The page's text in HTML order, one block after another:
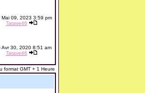
Mai 09, 2023 3:59 pm
Tatave46
Avr 30, 2020 8:51 am
Tatave46
format GMT + 1 Heure